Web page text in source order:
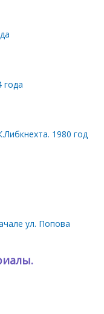
года
1980 год
ул. Попова